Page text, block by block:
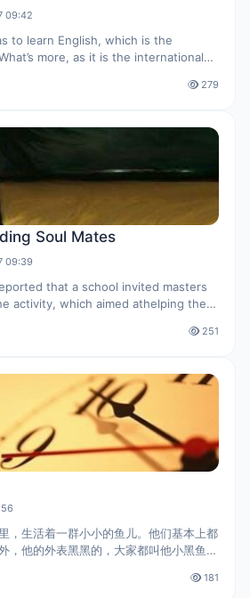
09:42
to learn English, which is the
more, as it is the international
t..
279
Soul Mates
09:39
that a school invited masters
activity, which aimed athelping them
251
，生活着一群小小的鱼儿。他们基本上都
，他的外表黑黑的，大家都叫他小黑鱼。
鱼围..
181